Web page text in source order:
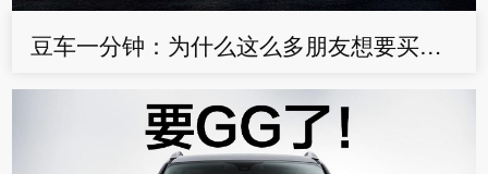
豆车一分钟：为什么这么多朋友想要买阿特兹？——豆车一分钟